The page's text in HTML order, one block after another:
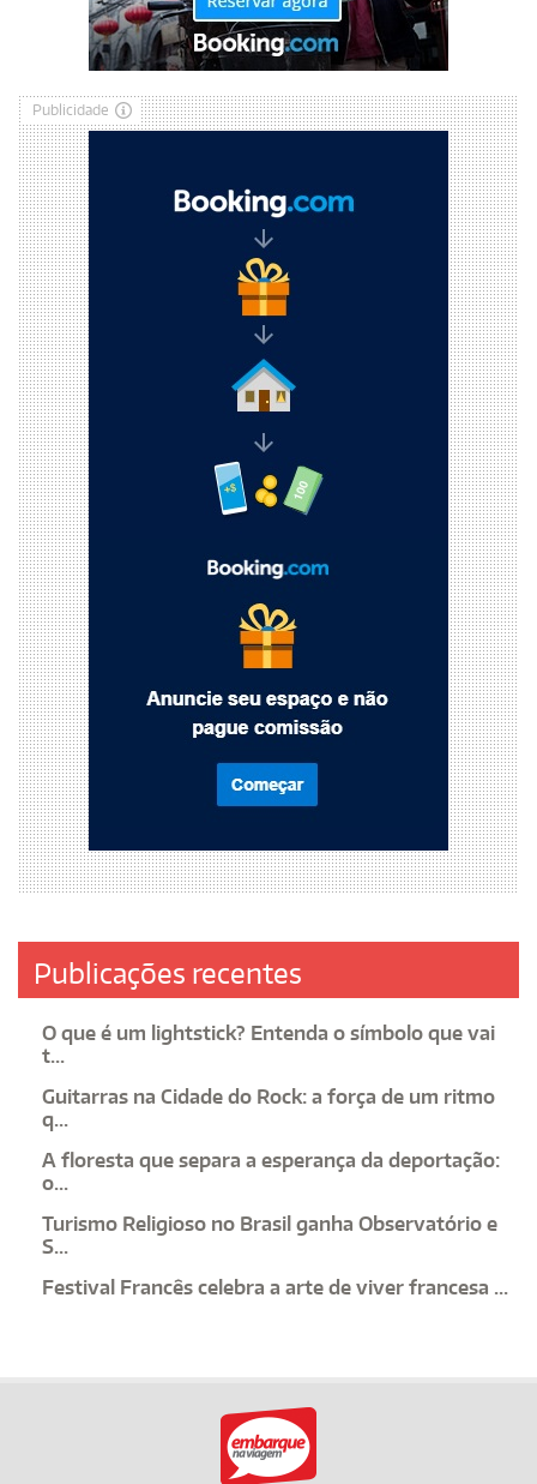
Publicidade
Publicações recentes
O que é um lightstick? Entenda o símbolo que vai
t...
Guitarras na Cidade do Rock: a força de um ritmo
q...
A floresta que separa a esperança da deportação:
o...
Turismo Religioso no Brasil ganha Observatório e
S...
Festival Francês celebra a arte de viver francesa ...